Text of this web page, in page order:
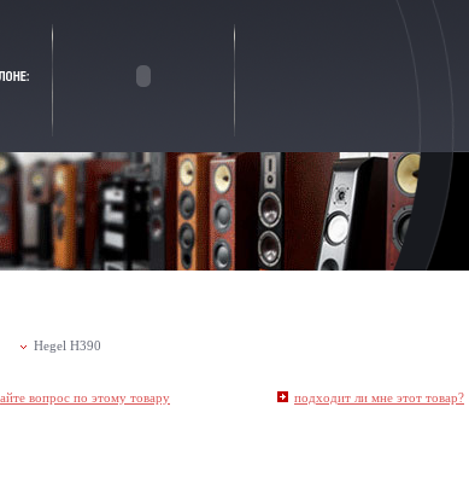
Hegel H390
вопрос по этому товару подходит ли мне этот товар?